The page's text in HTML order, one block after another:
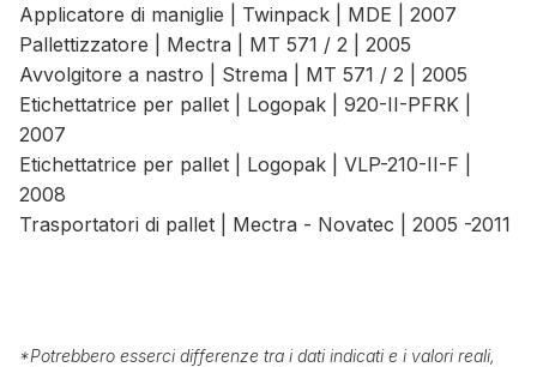
Applicatore di maniglie | Twinpack | MDE | 2007
Pallettizzatore | Mectra | MT 571 / 2 | 2005
Avvolgitore a nastro | Strema | MT 571 / 2 | 2005
Etichettatrice per pallet | Logopak | 920-II-PFRK |
2007
Etichettatrice per pallet | Logopak | VLP-210-II-F |
2008
Trasportatori di pallet | Mectra - Novatec | 2005 -2011
*Potrebbero esserci differenze tra i dati indicati e i valori reali,